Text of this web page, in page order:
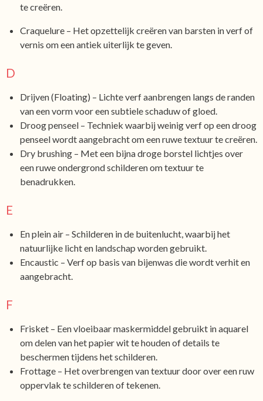
te creëren.
Craquelure – Het opzettelijk creëren van barsten in verf of
vernis om een antiek uiterlijk te geven.
D
Drijven (Floating) – Lichte verf aanbrengen langs de randen
van een vorm voor een subtiele schaduw of gloed.
Droog penseel – Techniek waarbij weinig verf op een droog
penseel wordt aangebracht om een ruwe textuur te creëren.
Dry brushing – Met een bijna droge borstel lichtjes over
een ruwe ondergrond schilderen om textuur te
benadrukken.
E
En plein air – Schilderen in de buitenlucht, waarbij het
natuurlijke licht en landschap worden gebruikt.
Encaustic – Verf op basis van bijenwas die wordt verhit en
aangebracht.
F
Frisket – Een vloeibaar maskermiddel gebruikt in aquarel
om delen van het papier wit te houden of details te
beschermen tijdens het schilderen.
Frottage – Het overbrengen van textuur door over een ruw
oppervlak te schilderen of tekenen.